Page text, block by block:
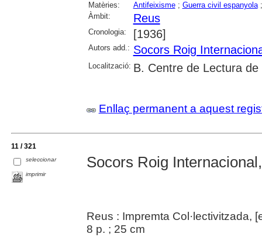
Matèries: Antifeixisme; Guerra civil espanyola
Àmbit:
Reus
Cronologia: [1936]
Autors add.: Socors Roig
Localització: B. Centre de Lectura de
Enllaç permanent a aquest
11 / 321
seleccionar
imprimir
Socors Roig
Reus : Impremta Col·lectivitzada,
8 p. ; 25 cm